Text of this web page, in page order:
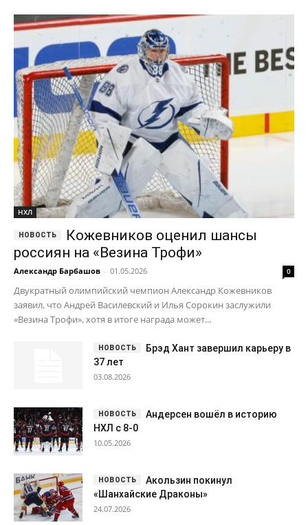
НХЛ
Кожевников оценил шансы
россиян на «Везина Трофи»
Александр Барбашов - 01.05.2026 0
Двукратный олимпийский чемпион Александр Кожевников
заявил, что Андрей Василевский и Илья Сорокин заслужили
«Везина Трофи», хотя в итоге награда может...
Брэд Хант завершил карьеру в
37 лет
03.08.2026
Андерсен вошёл в историю
НХЛ с 8-0
10.05.2026
Акользин покинул
«Шанхайские Драконы»
24.07.2026